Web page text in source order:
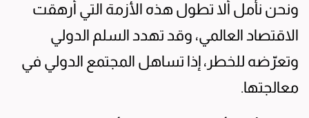
ونحن نأمل ألا تطول هذه الأزمة التي أرهقت
الاقتصاد العالمي، وقد تهدد السلم الدولي
وتعرّضه للخطر، إذا تساهل المجتمع الدولي في
معالجتها.